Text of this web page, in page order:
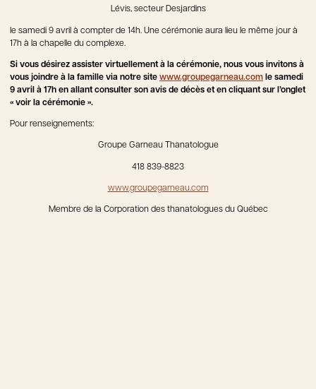
Lévis, secteur Desjardins
le samedi 9 avril à compter de 14h. Une cérémonie aura lieu le même jour à
17h à la chapelle du complexe.
Si vous désirez assister virtuellement à la cérémonie, nous vous invitons à
vous joindre à la famille via notre site www.groupegarneau.com le samedi
9 avril à 17h en allant consulter son avis de décès et en cliquant sur l’onglet
« voir la cérémonie ».
Pour renseignements:
Groupe Garneau Thanatologue
418 839-8823
www.groupegarneau.com
Membre de la Corporation des thanatologues du Québec